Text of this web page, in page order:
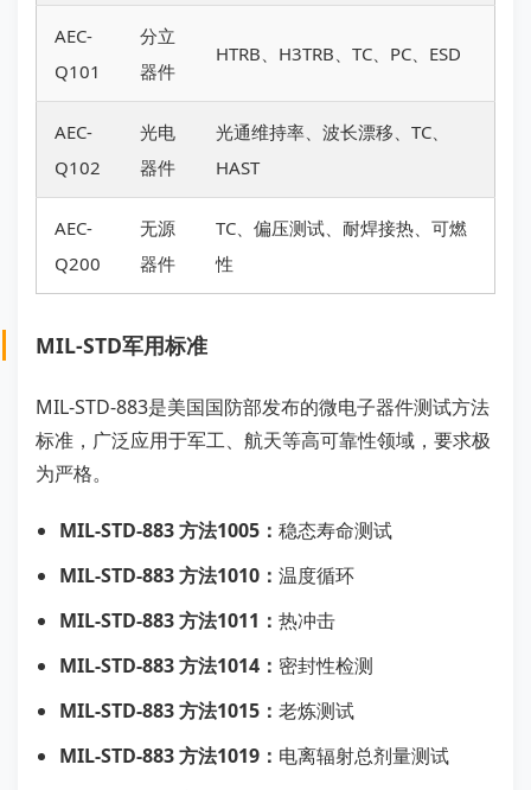
AEC-
Q101
分立
器件
HTRB、H3TRB、TC、PC、ESD
AEC-
Q102
光电
器件
光通维持率、波长漂移、TC、
HAST
AEC-
Q200
无源
器件
TC、偏压测试、耐焊接热、可燃
性
MIL-STD军用标准
MIL-STD-883是美国国防部发布的微电子器件测试方法
标准，广泛应用于军工、航天等高可靠性领域，要求极
为严格。
MIL-STD-883 方法1005： 稳态寿命测试
MIL-STD-883 方法1010： 温度循环
MIL-STD-883 方法1011： 热冲击
MIL-STD-883 方法1014： 密封性检测
MIL-STD-883 方法1015： 老炼测试
MIL-STD-883 方法1019： 电离辐射总剂量测试